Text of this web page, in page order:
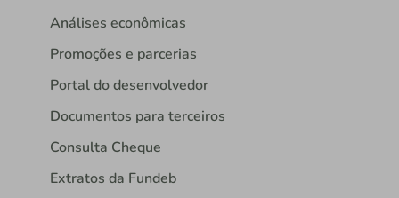
Análises econômicas
Promoções e parcerias
Portal do desenvolvedor
Documentos para terceiros
Consulta Cheque
Extratos da Fundeb